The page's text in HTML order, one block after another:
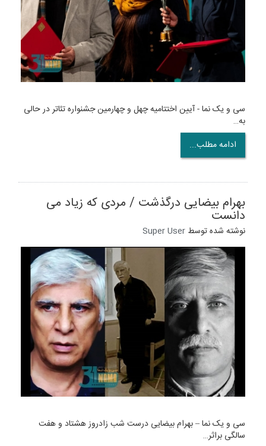
سی و یک نما - آیین اختتامیه چهل و چهارمین جشنواره تئاتر در حالی
به…
ادامه مطلب...
بهرام بیضایی درگذشت / مردی که زیاد می
دانست
نوشته شده توسط Super User
سی و یک نما – بهرام بیضایی درست شب زادروز هشتاد و هفت
سالگی براثر…